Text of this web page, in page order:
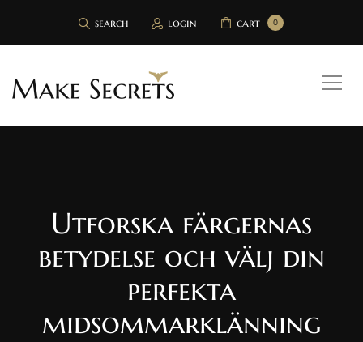
search login 0
cart
Utforska färgernas
betydelse och välj din
perfekta
midsommarklänning